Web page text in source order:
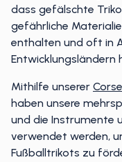
dass gefälschte
gefährliche
enthalten und oft in
Entwicklungsländern
Mithilfe unserer
haben unsere
und die Instrumente
verwendet werden,
Fußballtrikots zu